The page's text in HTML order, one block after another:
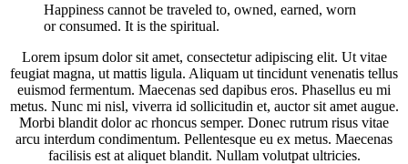
Happiness cannot be traveled to, owned, earned, worn
or consumed. It is the spiritual.
Lorem ipsum dolor sit amet, consectetur adipiscing elit. Ut vitae
feugiat magna, ut mattis ligula. Aliquam ut tincidunt venenatis tellus
euismod fermentum. Maecenas sed dapibus eros. Phasellus eu mi
metus. Nunc mi nisl, viverra id sollicitudin et, auctor sit amet augue.
Morbi blandit dolor ac rhoncus semper. Donec rutrum risus vitae
arcu interdum condimentum. Pellentesque eu ex metus. Maecenas
facilisis est at aliquet blandit. Nullam volutpat ultricies.